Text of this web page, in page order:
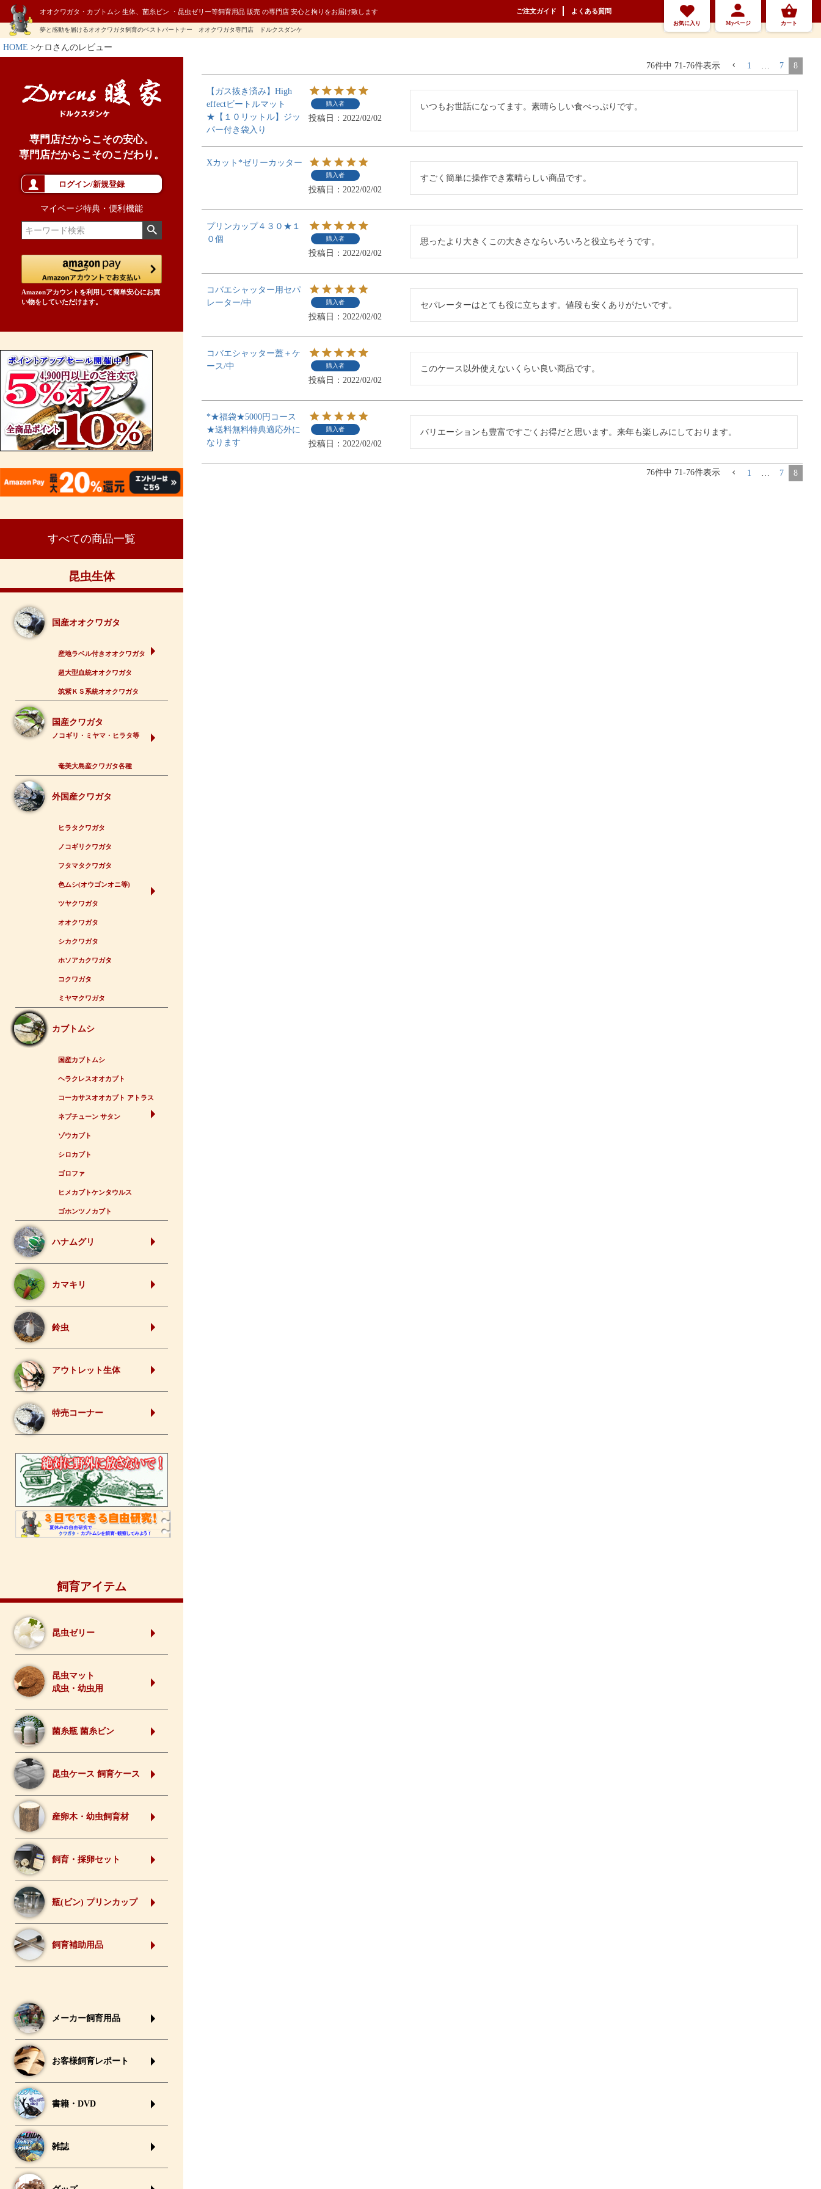
オオクワガタ・カブトムシ 生体、菌糸ビン ・昆虫ゼリー等飼育用品 販売 の専門店 安心と拘りをお届け致します ご注文ガイド よくある質問
夢と感動を届けるオオクワガタ飼育のベストパートナー オオクワガタ専門店 ドルクスダンケ
お気に入り Myページ カート
HOME ケロさんのレビュー
専門店だからこその安心。
専門店だからこそのこだわり。
ログイン/新規登録
マイページ特典・便利機能
Amazonアカウントを利用して簡単安心にお買
い物をしていただけます。
すべての商品一覧
昆虫生体
国産オオクワガタ
産地ラベル付きオオクワガタ
超大型血統オオクワガタ
筑紫ＫＳ系統オオクワガタ
国産クワガタ
ノコギリ・ミヤマ・ヒラタ等
奄美大島産クワガタ各種
外国産クワガタ
ヒラタクワガタ
ノコギリクワガタ
フタマタクワガタ
色ムシ(オウゴンオニ等)
ツヤクワガタ
オオクワガタ
シカクワガタ
ホソアカクワガタ
コクワガタ
ミヤマクワガタ
カブトムシ
国産カブトムシ
ヘラクレスオオカブト
コーカサスオオカブト アトラス
ネプチューン サタン
ゾウカブト
シロカブト
ゴロファ
ヒメカブトケンタウルス
ゴホンツノカブト
ハナムグリ
カマキリ
鈴虫
アウトレット生体
特売コーナー
飼育アイテム
昆虫ゼリー
昆虫マット
成虫・幼虫用
菌糸瓶 菌糸ビン
昆虫ケース 飼育ケース
産卵木・幼虫飼育材
飼育・採卵セット
瓶(ビン) プリンカップ
飼育補助用品
メーカー飼育用品
お客様飼育レポート
書籍・DVD
雑誌
76件中 71 -76件表示 1 … 7 8
【ガス抜き済み】High
effectビートルマット
★【１０リットル】ジッ
パー付き袋入り
購入者
投稿日 2022/02/02
いつもお世話になってます。素晴らしい食べっぷりです。
Xカット*ゼリーカッター
購入者
投稿日 2022/02/02
すごく簡単に操作でき素晴らしい商品です。
プリンカップ４３０★１
０個
購入者
投稿日 2022/02/02
思ったより大きくこの大きさならいろいろと役立ちそうです。
コバエシャッター用セパ
レーター/中
購入者
投稿日 2022/02/02
セパレーターはとても役に立ちます。値段も安くありがたいです。
コバエシャッター蓋＋ケ
ース/中
購入者
投稿日 2022/02/02
このケース以外使えないくらい良い商品です。
*★福袋★5000円コース
★送料無料特典適応外に
なります
購入者
投稿日 2022/02/02
バリエーションも豊富ですごくお得だと思います。来年も楽しみにしております。
76件中 71-76件表示 1 7 8